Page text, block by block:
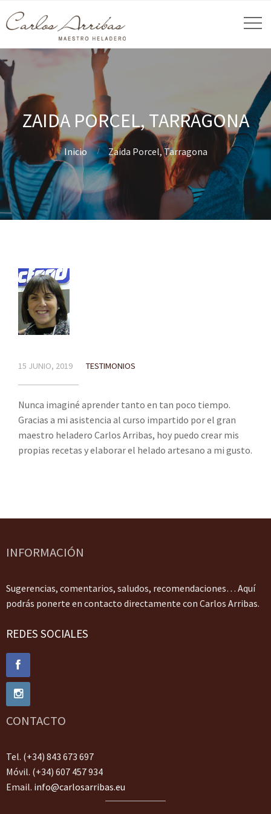
ZAIDA PORCEL, TARRAGONA
Inicio Zaida Porcel, Tarragona
15 JUNIO, 2019 TESTIMONIOS
Nunca imaginé aprender tanto en tan poco tiempo.
Gracias a mi asistencia al curso impartido por el gran
maestro heladero Carlos Arribas, hoy puedo crear mis
propias recetas y elaborar el helado artesano a mi gusto.
INFORMACIÓN
Sugerencias, comentarios, saludos, recomendaciones… Aquí
podrás ponerte en contacto directamente con Carlos Arribas.
REDES SOCIALES
CONTACTO
Tel. (+34) 843 673 697
Móvil. (+34) 607 457 934
Email. info@carlosarribas.eu